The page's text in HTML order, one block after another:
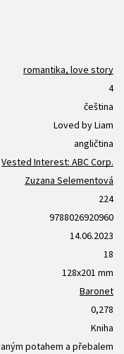
romantika, love story
4
čeština
Loved by Liam
angličtina
Vested Interest: ABC Corp.
Zuzana Selementová
224
9788026920960
14.06.2023
18
128x201 mm
Baronet
0,278
Kniha
potahem a přebalem